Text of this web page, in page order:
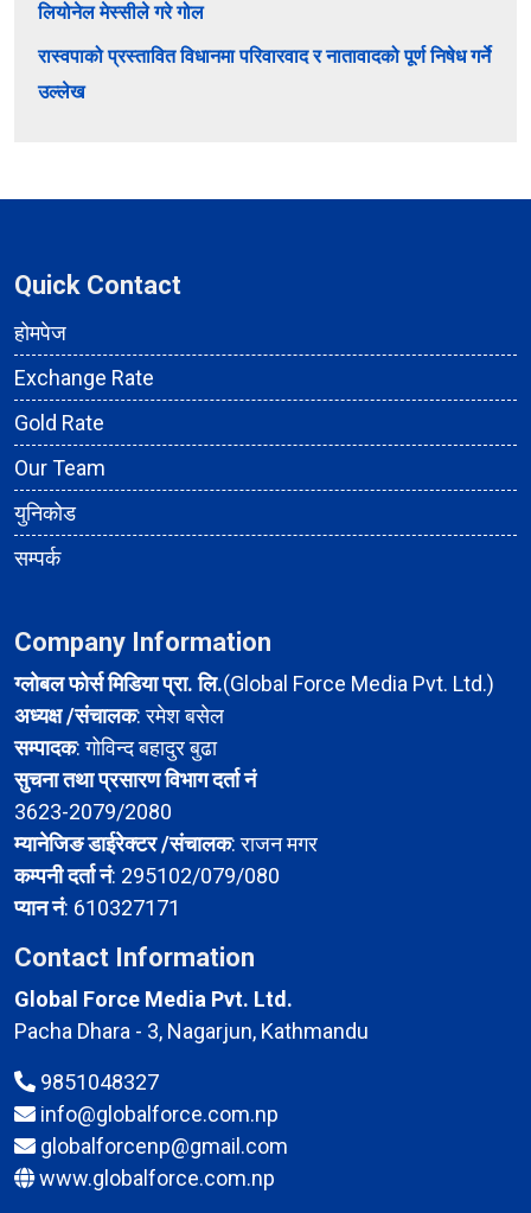
लियोनेल मेस्सीले गरे गोल
रास्वपाको प्रस्तावित विधानमा परिवारवाद र नातावादको पूर्ण निषेध गर्ने
उल्लेख
Quick Contact
होमपेज
Exchange Rate
Gold Rate
Our Team
युनिकोड
सम्पर्क
Company Information
ग्लोबल फोर्स मिडिया प्रा. लि.(Global Force Media Pvt. Ltd.)
अध्यक्ष /संचालक: रमेश बसेल
सम्पादक: गोविन्द बहादुर बुढा
सुचना तथा प्रसारण विभाग दर्ता नं
3623-2079/2080
म्यानेजिङ डाईरेक्टर /संचालक: राजन मगर
कम्पनी दर्ता नं: 295102/079/080
प्यान नं: 610327171
Contact Information
Global Force Media Pvt. Ltd.
Pacha Dhara - 3, Nagarjun, Kathmandu
9851048327
info@globalforce.com.np
globalforcenp@gmail.com
www.globalforce.com.np